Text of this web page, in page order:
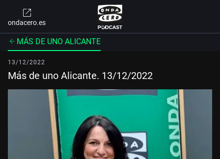
ondacero.es
MÁS DE UNO ALICANTE
13/12/2022
Más de uno Alicante. 13/12/2022